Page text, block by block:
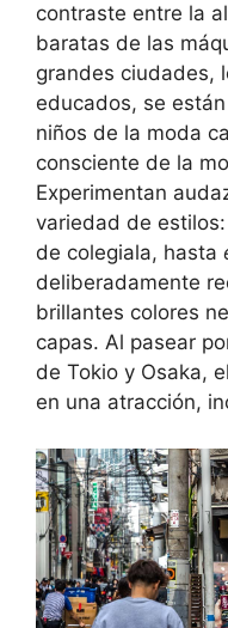
contraste entre la
baratas de las
grandes ciudades,
educados, se
niños de la moda
consciente de la
Experimentan
variedad de
de colegiala, hasta
deliberadamente
brillantes colores
capas. Al pasear
de Tokio y Osaka,
en una atracción,